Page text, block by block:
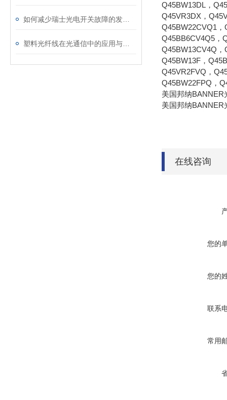
Q45BW13DL，
Q45VR3DX，
Q45BW22CVQ1
Q45BB6CV4Q5，
Q45BW13CV4Q
Q45BW13F，
Q45VR2FVQ，
Q45BW22FPQ，
美国邦纳BANNER
美国邦纳BANNER
在线咨询
您的
您的
联系
常用